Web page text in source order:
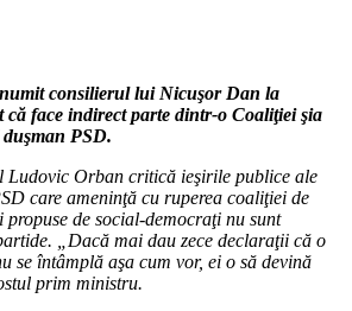
consilierul lui Nicuşor Dan la
că face indirect parte dintr-o Coaliţiei şia
PSD.
Ludovic Orban critică ieşirile publice ale
care ameninţă cu ruperea coaliţiei de
de social-democraţi nu sunt
„Dacă mai dau zece declaraţii că o
se întâmplă aşa cum vor, ei o să devină
prim ministru.